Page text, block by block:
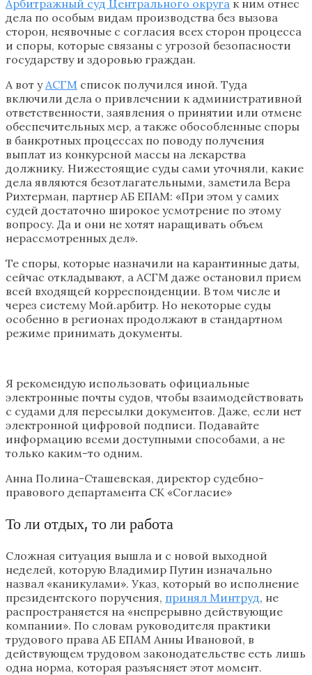
Арбитражный суд Центрального округа к ним отнес
дела по особым видам производства без вызова
сторон, неявочные с согласия всех сторон процесса
и споры, которые связаны с угрозой безопасности
государству и здоровью граждан.
А вот у АСГМ список получился иной. Туда
включили дела о привлечении к административной
ответственности, заявления о принятии или отмене
обеспечительных мер, а также обособленные споры
в банкротных процессах по поводу получения
выплат из конкурсной массы на лекарства
должнику. Нижестоящие суды сами уточняли, какие
дела являются безотлагательными, заметила Вера
Рихтерман, партнер АБ ЕПАМ: «При этом у самих
судей достаточно широкое усмотрение по этому
вопросу. Да и они не хотят наращивать объем
нерассмотренных дел».
Те споры, которые назначили на карантинные даты,
сейчас откладывают, а АСГМ даже остановил прием
всей входящей корреспонденции. В том числе и
через систему Мой.арбитр. Но некоторые суды
особенно в регионах продолжают в стандартном
режиме принимать документы.
Я рекомендую использовать официальные
электронные почты судов, чтобы взаимодействовать
с судами для пересылки документов. Даже, если нет
электронной цифровой подписи. Подавайте
информацию всеми доступными способами, а не
только каким-то одним.
Анна Полина-Сташевская, директор судебно-
правового департамента СК «Согласие»
То ли отдых, то ли работа
Сложная ситуация вышла и с новой выходной
неделей, которую Владимир Путин изначально
назвал «каникулами». Указ, который во исполнение
президентского поручения, принял Минтруд, не
распространяется на «непрерывно действующие
компании». По словам руководителя практики
трудового права АБ ЕПАМ Анны Ивановой, в
действующем трудовом законодательстве есть лишь
одна норма, которая разъясняет этот момент.